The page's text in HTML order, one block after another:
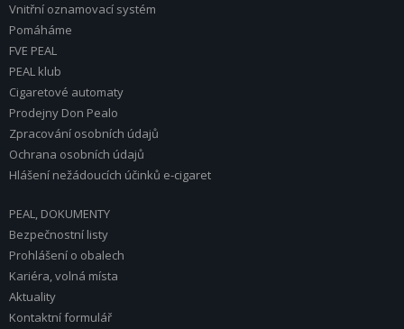
Vnitřní oznamovací systém
Pomáháme
FVE PEAL
PEAL klub
Cigaretové automaty
Prodejny Don Pealo
Zpracování osobních údajů
Ochrana osobních údajů
Hlášení nežádoucích účinků e-cigaret
PEAL, DOKUMENTY
Bezpečnostní listy
Prohlášení o obalech
Kariéra, volná místa
Aktuality
Kontaktní formulář